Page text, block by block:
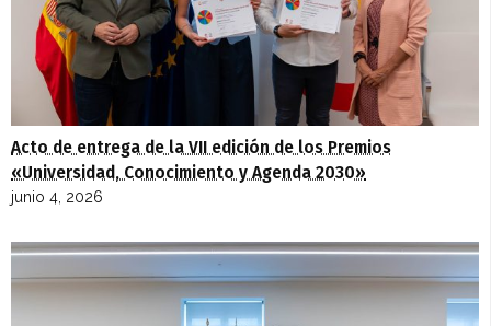
Acto de entrega de la VII edición de los Premios
«Universidad, Conocimiento y Agenda 2030»
junio 4, 2026